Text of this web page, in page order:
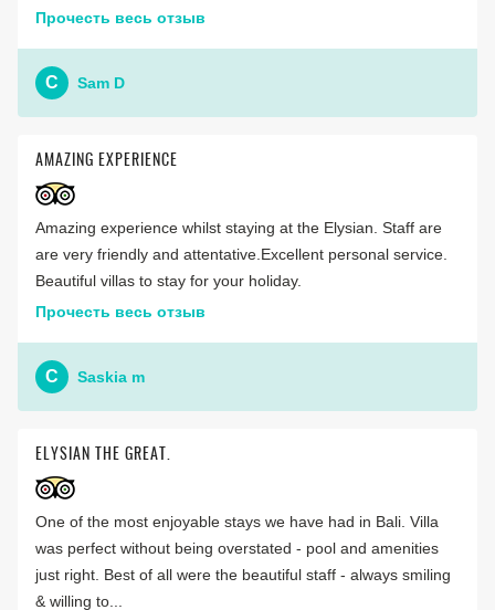
Прочесть весь отзыв
C Sam D
AMAZING EXPERIENCE
Amazing experience whilst staying at the Elysian. Staff are
are very friendly and attentative.Excellent personal service.
Beautiful villas to stay for your holiday.
Прочесть весь отзыв
C Saskia m
ELYSIAN THE GREAT.
One of the most enjoyable stays we have had in Bali. Villa
was perfect without being overstated - pool and amenities
just right. Best of all were the beautiful staff - always smiling
& willing to...